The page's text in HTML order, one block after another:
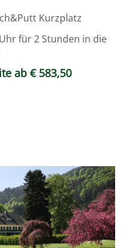
Kurzplatz
für 2 Stunden in die
ab € 583,50